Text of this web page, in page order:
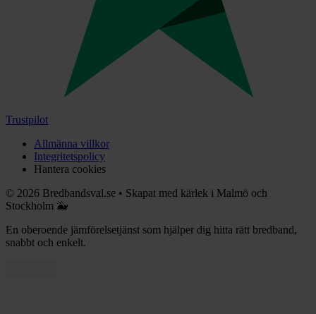
Trustpilot
Allmänna villkor
Integritetspolicy
Hantera cookies
© 2026 Bredbandsval.se • Skapat med kärlek i Malmö och
Stockholm 🐳
En oberoende jämförelsetjänst som hjälper dig hitta rätt bredband,
snabbt och enkelt.